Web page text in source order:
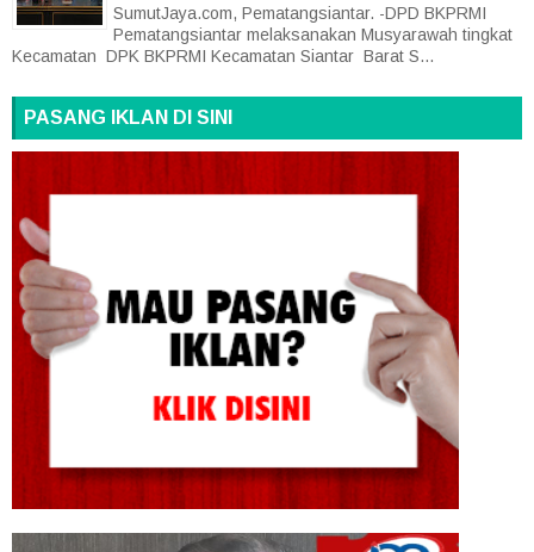
SumutJaya.com, Pematangsiantar. -DPD BKPRMI
Pematangsiantar melaksanakan Musyarawah tingkat
Kecamatan DPK BKPRMI Kecamatan Siantar Barat S...
PASANG IKLAN DI SINI